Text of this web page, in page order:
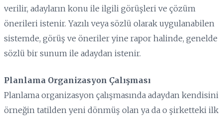
verilir, adayların konu ile ilgili görüşleri ve çözüm
önerileri istenir. Yazılı veya sözlü olarak uygulanabilen
sistemde, görüş ve öneriler yine rapor halinde, genelde
sözlü bir sunum ile adaydan istenir.
Planlama Organizasyon Çalışması
Planlama organizasyon çalışmasında adaydan kendisini
örneğin tatilden yeni dönmüş olan ya da o şirketteki ilk